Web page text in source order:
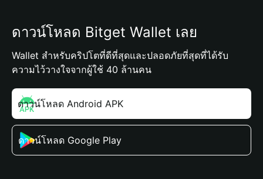
ดาวน์โหลด Bitget Wallet เลย
Wallet สำหรับคริปโตที่ดีที่สุดและปลอดภัยที่สุดที่ได้รับ
ความไว้วางใจจากผู้ใช้ 40 ล้านคน
ดาวน์โหลด Android APK
ดาวน์โหลด Google Play